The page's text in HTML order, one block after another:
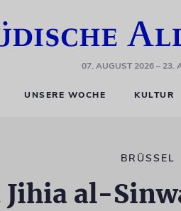
07. AUGUST 2026– 23.
UNSERE WOCHE KULTUR
BRÜSSEL
Jihia al-